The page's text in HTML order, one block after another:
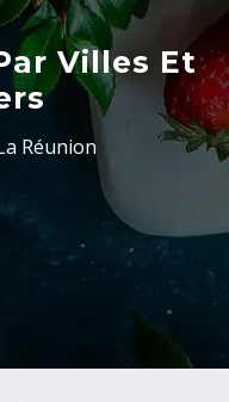
Villes Et
Réunion